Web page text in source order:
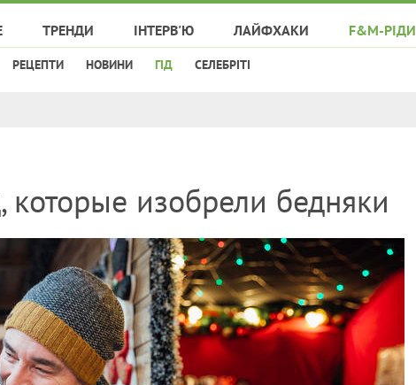
ТРЕНДИ ІНТЕРВ'Ю ЛАЙФХАКИ F&M-РІДИ
РЕЦЕПТИ НОВИНИ ГІД СЕЛЕБРІТІ
изобрели бедняки